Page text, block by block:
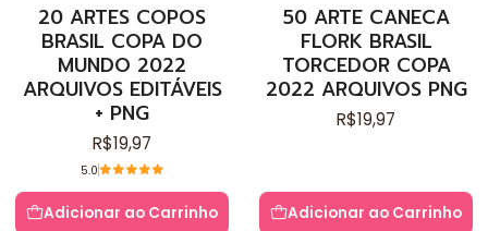
20 ARTES COPOS
BRASIL COPA DO
MUNDO 2022
ARQUIVOS EDITÁVEIS
+ PNG
R$19,97
5.0
Adicionar ao Carrinho
50 ARTE CANECA
FLORK BRASIL
TORCEDOR COPA
2022 ARQUIVOS PNG
R$19,97
Adicionar ao Carrinho